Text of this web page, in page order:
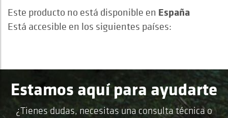
Este producto no está disponible en España
Está accesible en los siguientes países:
Estamos aquí para ayudarte
¿Tienes dudas, necesitas una consulta técnica o